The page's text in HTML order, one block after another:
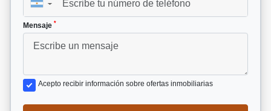
▼
Mensaje *
Acepto recibir información sobre ofertas inmobiliarias